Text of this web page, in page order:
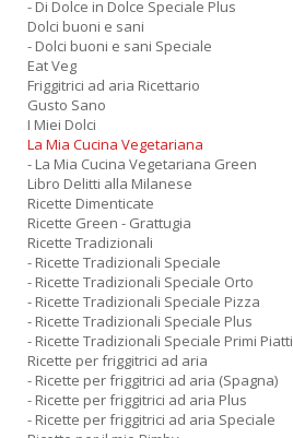
- Di Dolce in Dolce Speciale Plus
Dolci buoni e sani
- Dolci buoni e sani Speciale
Eat Veg
Friggitrici ad aria Ricettario
Gusto Sano
I Miei Dolci
La Mia Cucina Vegetariana
- La Mia Cucina Vegetariana Green
Libro Delitti alla Milanese
Ricette Dimenticate
Ricette Green - Grattugia
Ricette Tradizionali
- Ricette Tradizionali Speciale
- Ricette Tradizionali Speciale Orto
- Ricette Tradizionali Speciale Pizza
- Ricette Tradizionali Speciale Plus
- Ricette Tradizionali Speciale Primi Piatti
Ricette per friggitrici ad aria
- Ricette per friggitrici ad aria (Spagna)
- Ricette per friggitrici ad aria Plus
- Ricette per friggitrici ad aria Speciale